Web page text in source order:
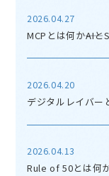
2026.04.27
MCPとは何か――AI
2026.04.20
デジタルレイバー
2026.04.13
Rule of 50とは何